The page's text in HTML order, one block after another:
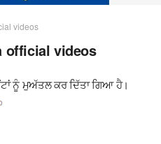
videos
official videos
ਨੂੰ ਮੁਅੱਤਲ ਕਰ ਦਿੱਤਾ ਗਿਆ ਹੈ।